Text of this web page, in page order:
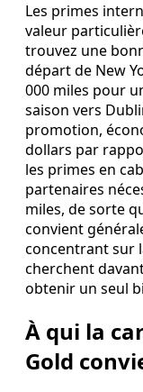
Les primes
valeur
trouvez une
départ de New
000 miles pour
saison vers
promotion,
dollars par
les primes en
partenaires
miles, de sorte
convient
concentrant sur
cherchent
obtenir un seul
À qui la
Gold